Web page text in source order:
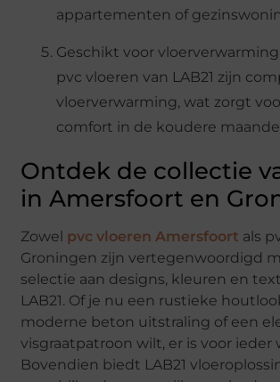
appartementen of
Geschikt voor
pvc vloeren van LAB21 zijn
vloerverwarming, wat zorgt
comfort in de koudere
Ontdek de collectie
in Amersfoort en
Zowel pvc vloeren Amersfoort als
Groningen zijn vertegenwoordigd
selectie aan designs, kleuren en
LAB21. Of je nu een rustieke
moderne beton uitstraling of een
visgraatpatroon wilt, er is voor ieder
Bovendien biedt LAB21